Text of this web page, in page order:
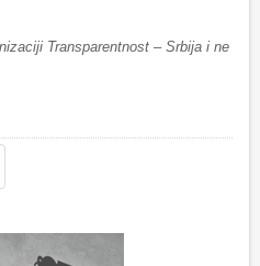
Transparentnost – Srbija i ne